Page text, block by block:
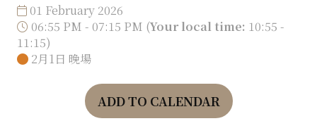
01 February 2026
06:55 PM - 07:15 PM (Your local time: 10:55 -
11:15)
2月1日 晚場
ADD TO CALENDAR